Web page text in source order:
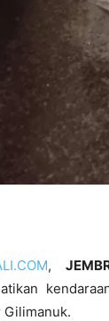
,
Gilimanuk.